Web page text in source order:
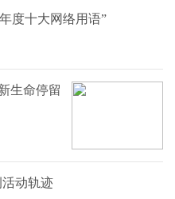
度十大网络用语”
生命停留
动轨迹